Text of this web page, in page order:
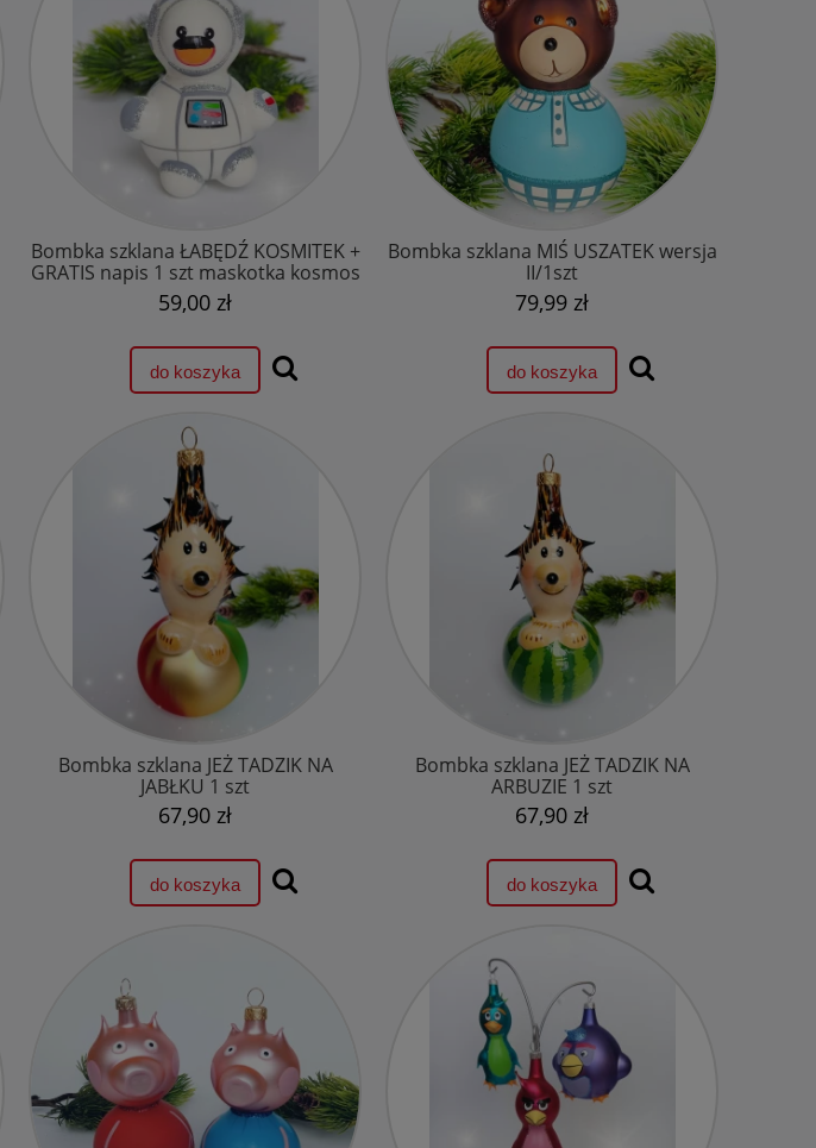
Bombka szklana ŁABĘDŹ KOSMITEK +
GRATIS napis 1 szt maskotka kosmos
59,00 zł
do koszyka
Bombka szklana MIŚ USZATEK wersja
II/1szt
79,99 zł
do koszyka
Bombka szklana JEŻ TADZIK NA
JABŁKU 1 szt
67,90 zł
do koszyka
Bombka szklana JEŻ TADZIK NA
ARBUZIE 1 szt
67,90 zł
do koszyka